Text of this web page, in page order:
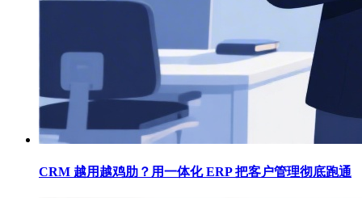
CRM 越用越鸡肋？用一体化 ERP 把客户管理彻底跑通